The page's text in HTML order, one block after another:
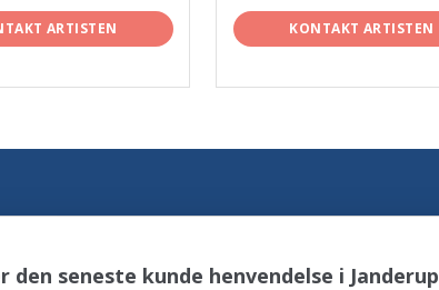
ARTISTEN KONTAKT ARTISTEN
den seneste kunde henvendelse i Janderup